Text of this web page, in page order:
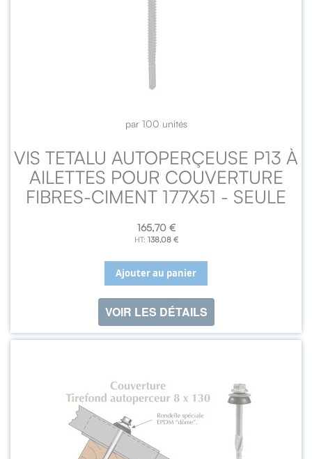
par 100 unités
VIS TETALU AUTOPERÇEUSE P13 À
AILETTES POUR COUVERTURE
FIBRES-CIMENT 177X51 - SEULE
165,70 €
138,08 €
Ajouter au panier
VOIR LES DÉTAILS